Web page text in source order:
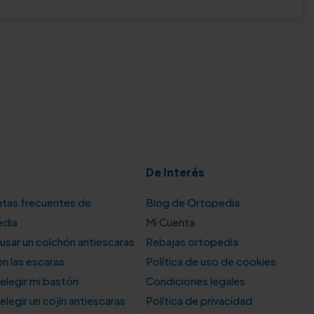
frecuentes de
un colchón antiescaras
las escaras
mi bastón
un cojín antiescaras
De Interés
Blog de Ortopedia
Mi Cuenta
Rebajas ortopedia
Política de uso de cookies
Condiciones legales
Política de privacidad